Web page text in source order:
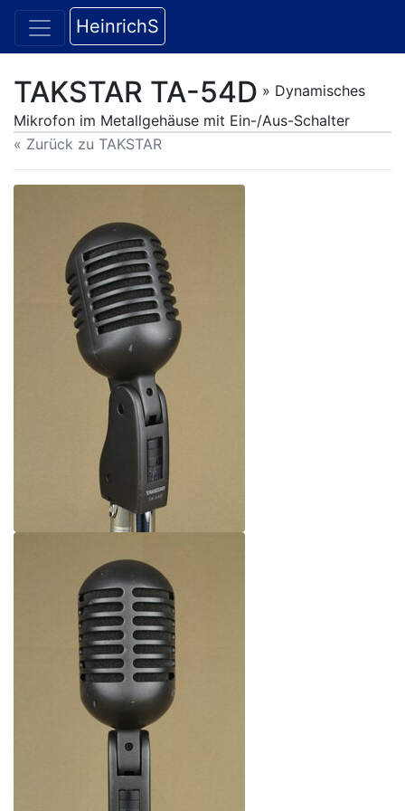
HeinrichS
TAKSTAR TA-54D » Dynamisches
Mikrofon im Metallgehäuse mit Ein-/Aus-Schalter
« Zurück zu TAKSTAR